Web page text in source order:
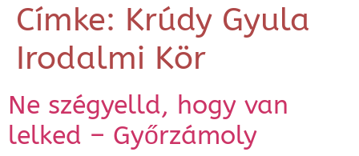
Címke: Krúdy Gyula
Irodalmi Kör
Ne szégyelld, hogy van
lelked – Győrzámoly